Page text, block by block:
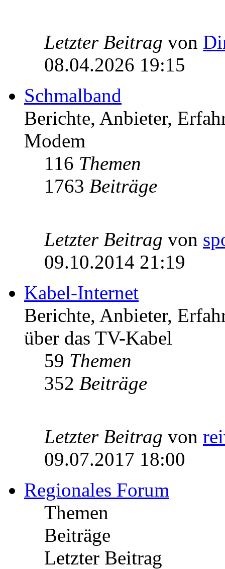
Letzter Beitrag von
08.04.2026 19:15
Schmalband
Berichte, Anbieter,
Modem
116 Themen
1763 Beiträge
Letzter Beitrag von
09.10.2014 21:19
Kabel-Internet
Berichte, Anbieter,
über das TV-Kabel
59 Themen
352 Beiträge
Letzter Beitrag von
09.07.2017 18:00
Regionales Forum
Themen
Beiträge
Letzter Beitrag